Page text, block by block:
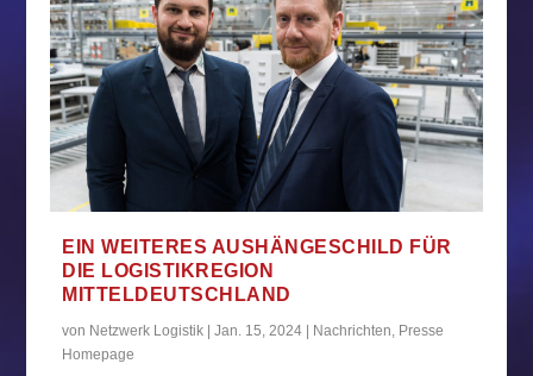
EIN WEITERES AUSHÄNGESCHILD FÜR
DIE LOGISTIKREGION
MITTELDEUTSCHLAND
von Netzwerk Logistik |Jan. 15, 2024 Nachrichten, Presse
Homepage